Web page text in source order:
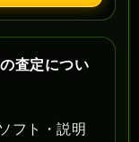
査定につい
フト・説明